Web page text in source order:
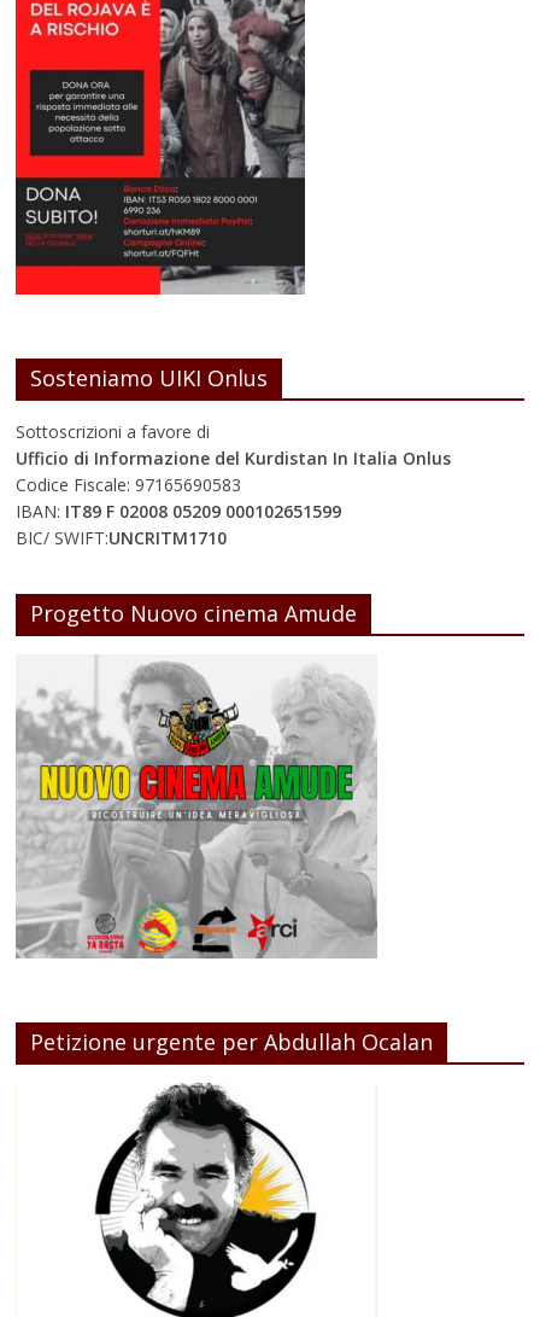
Sosteniamo UIKI Onlus
Sottoscrizioni a favore di
Ufficio di Informazione del Kurdistan In Italia Onlus
Codice Fiscale: 97165690583
IBAN: IT89 F 02008 05209 000102651599
BIC/ SWIFT:UNCRITM1710
Progetto Nuovo cinema Amude
Petizione urgente per Abdullah Ocalan